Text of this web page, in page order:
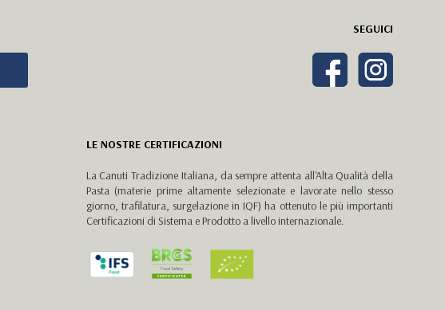
SEGUICI
LE NOSTRE CERTIFICAZIONI
La Canuti Tradizione Italiana, da sempre attenta all'Alta Qualità della
Pasta (materie prime altamente selezionate e lavorate nello stesso
giorno, trafilatura, surgelazione in IQF) ha ottenuto le più importanti
Certificazioni di Sistema e Prodotto a livello internazionale.